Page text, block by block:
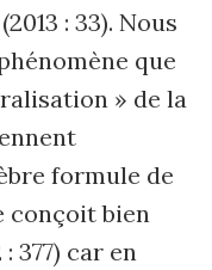
(2013 : 33). Nous
que
» de la
bre formule de
conçoit bien
: 377) car en